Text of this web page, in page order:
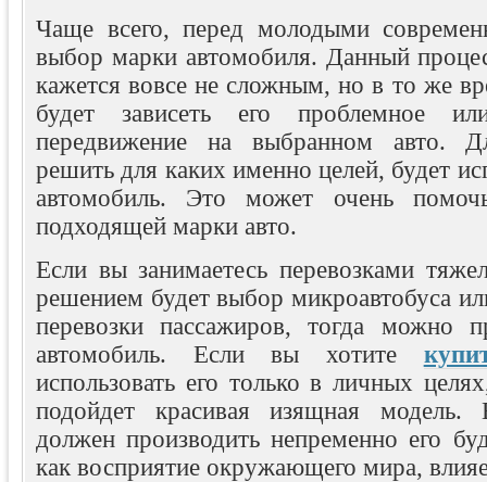
Чаще всего, перед молодыми
выбор марки автомобиля. Данный
кажется вовсе не сложным, но в то же
будет зависеть его проблемное
передвижение на выбранном авто.
решить для каких именно целей, будет
автомобиль. Это может очень
подходящей марки авто.
Если вы занимаетесь перевозками
решением будет выбор микроавтобуса
перевозки пассажиров, тогда можно
автомобиль. Если вы хотите
использовать его только в личных
подойдет красивая изящная модель.
должен производить непременно его
как восприятие окружающего мира,